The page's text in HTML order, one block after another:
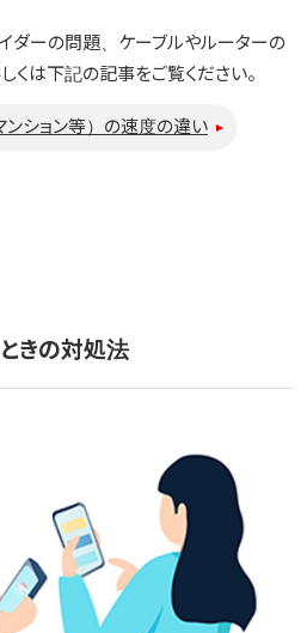
ダーの問題、ケーブルやルーターの
くは下記の記事をご覧ください。
ション等）の速度の違い
きの対処法